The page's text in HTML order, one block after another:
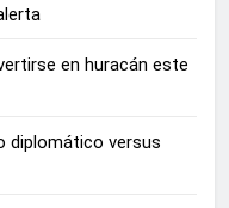
en huracán este
diplomático versus